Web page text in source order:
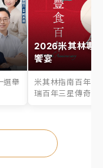
選舉
2026米其林專
饗宴
米其林指南百年之
瑞百年三星傳奇、